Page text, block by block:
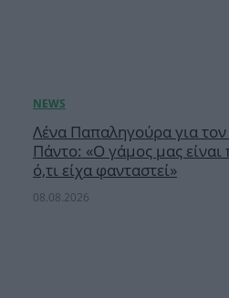
Λένα Παπαληγούρα για
Πάντο: «Ο γάμος μας είναι
ό,τι είχα φανταστεί»
08.08.2026